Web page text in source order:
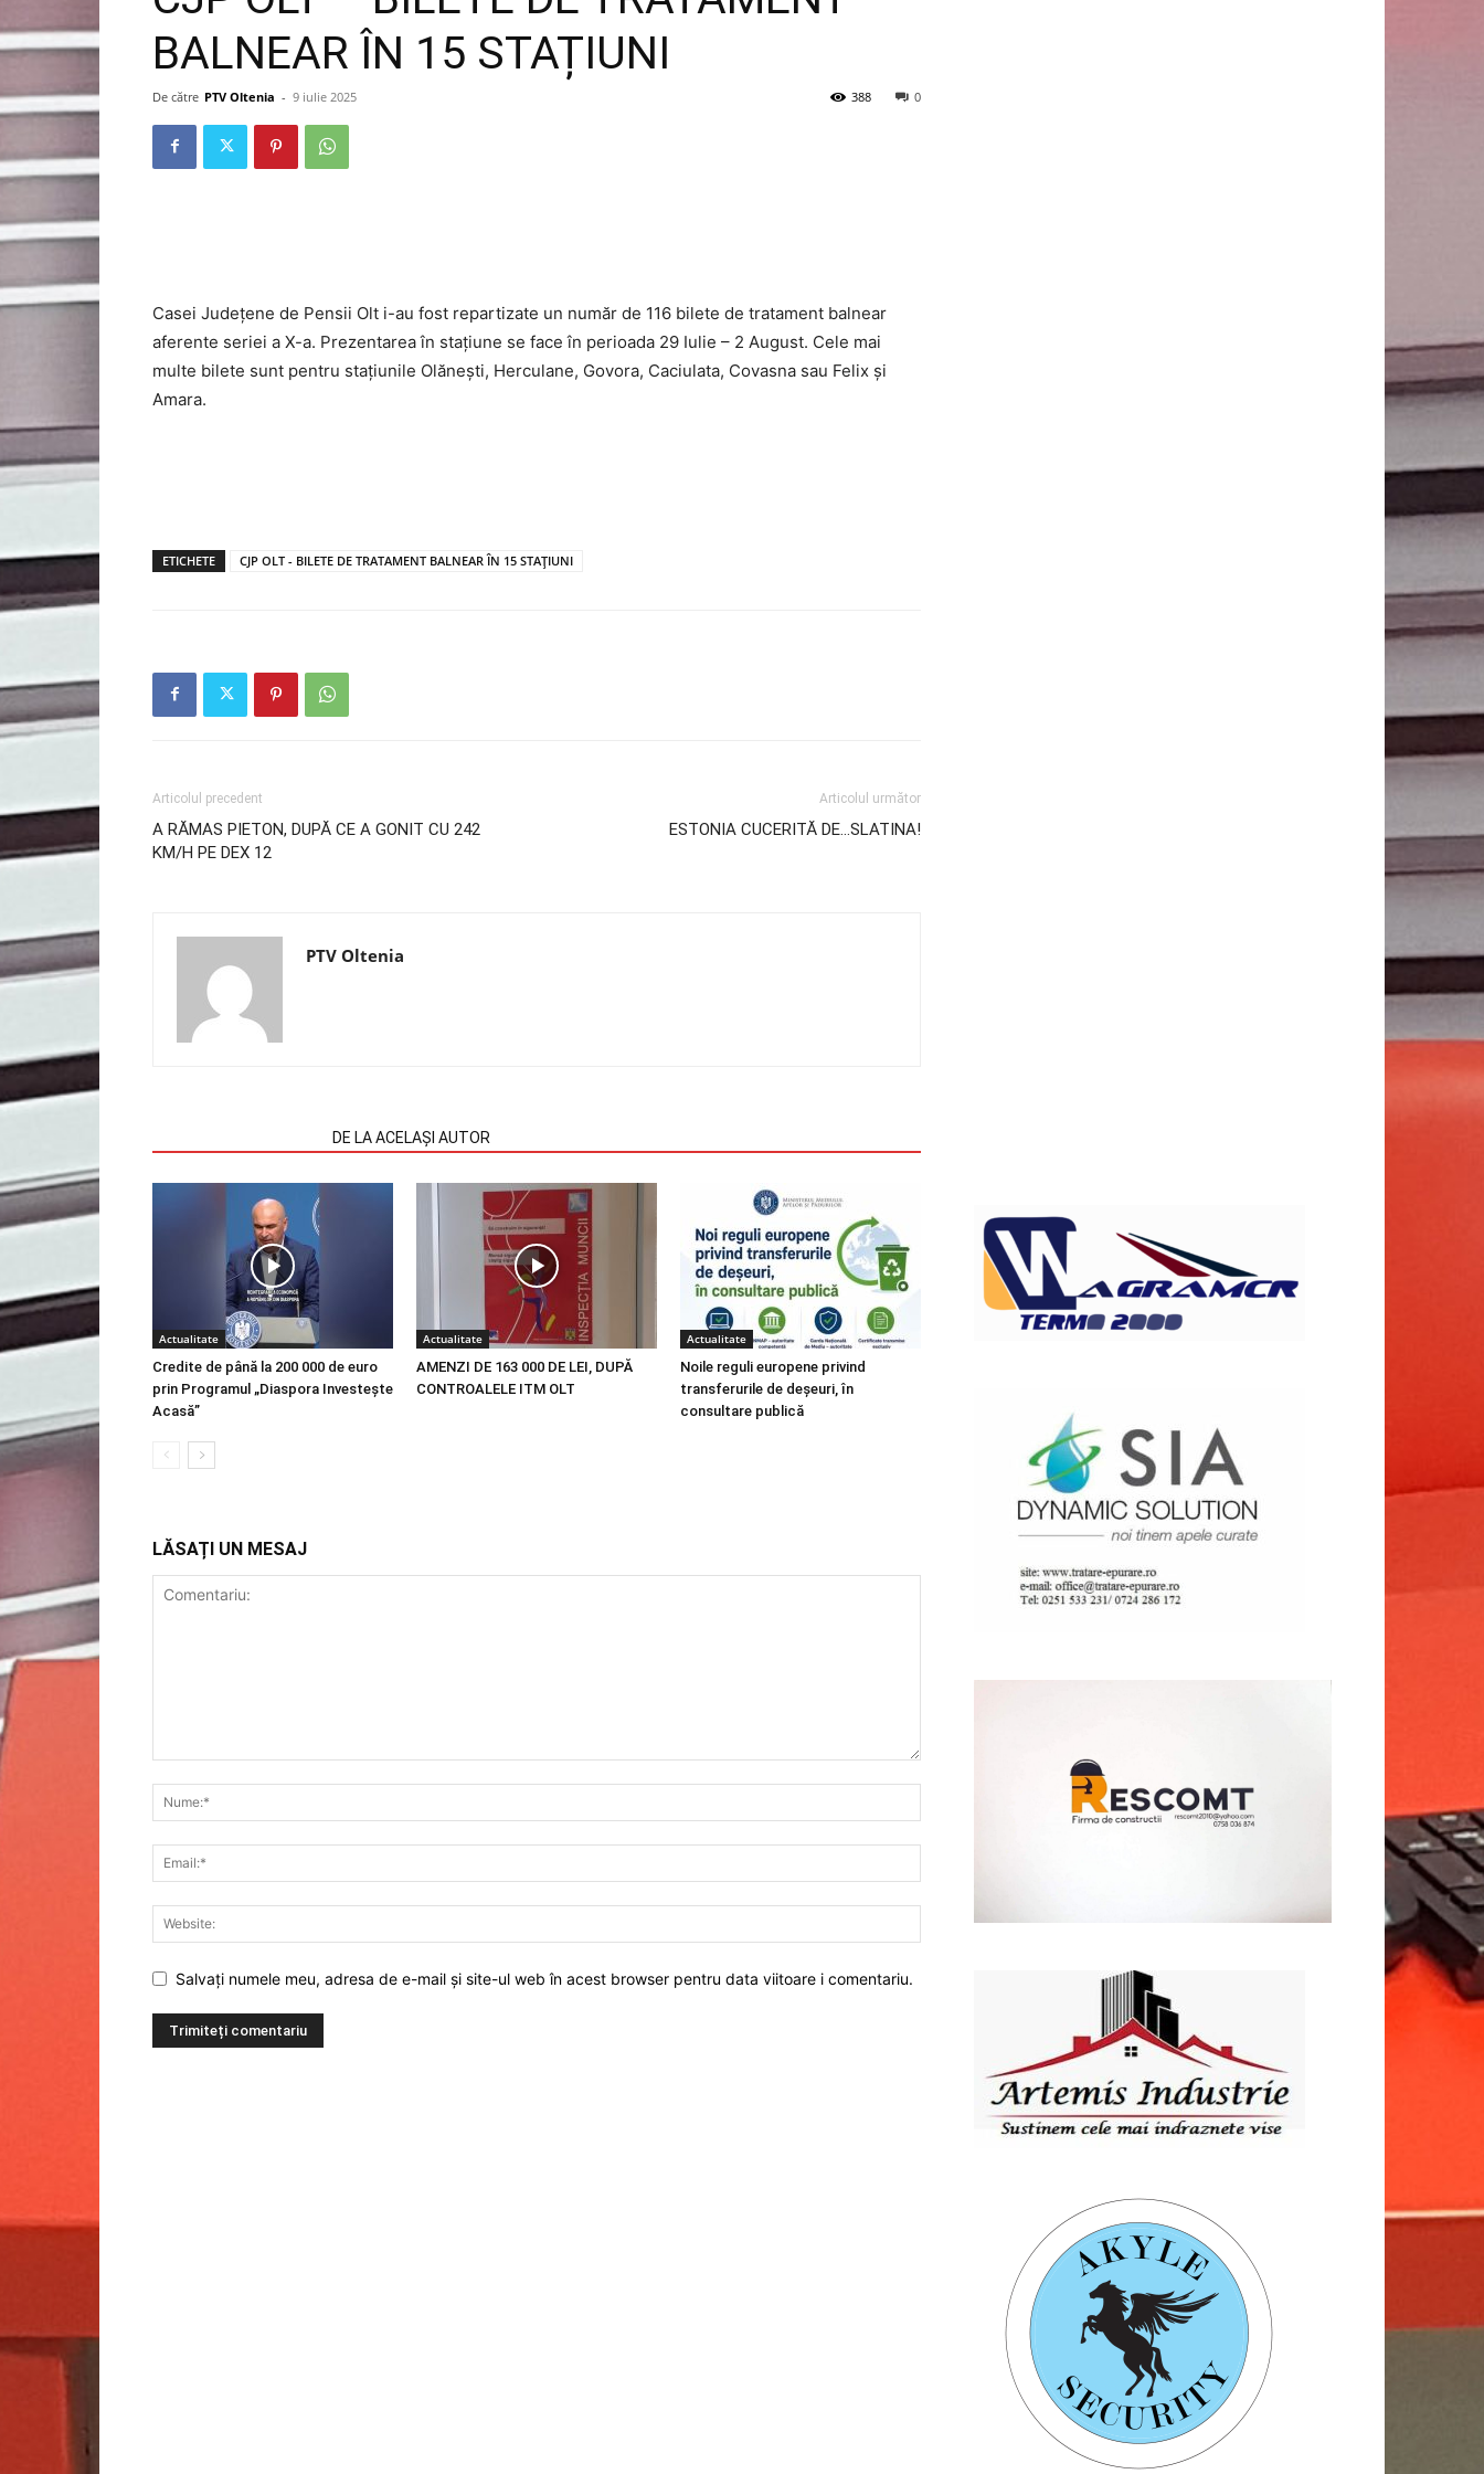
BALNEAR ÎN 15 STAȚIUNI
De către PTV Oltenia - 9 iulie 2025 0
388
Casei Județene de Pensii Olt i-au fost repartizate un număr de 116 bilete de tratament balnear
aferente seriei a X-a. Prezentarea în stațiune se face în perioada 29 Iulie – 2 August. Cele mai
multe bilete sunt pentru stațiunile Olănești, Herculane, Govora, Caciulata, Covasna sau Felix și
Amara.
ETICHETE CJP OLT - BILETE DE TRATAMENT BALNEAR ÎN 15 STAȚIUNI
Articolul precedent
A RĂMAS PIETON, DUPĂ CE A GONIT CU 242
KM/H PE DEX 12
Articolul următor
ESTONIA CUCERITĂ DE…SLATINA!
PTV Oltenia
DE LA ACELAȘI AUTOR
Actualitate
Credite de până la 200 000 de euro
prin Programul „Diaspora Investește
Acasă”
Actualitate
AMENZI DE 163 000 DE LEI, DUPĂ
CONTROALELE ITM OLT
Actualitate
Noile reguli europene privind
transferurile de deșeuri, în
consultare publică
LĂSAȚI UN MESAJ
Salvați numele meu, adresa de e-mail și site-ul web în acest browser pentru data viitoare i comentariu.